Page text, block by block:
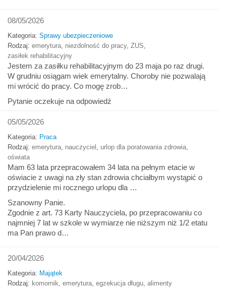
08/05/2026
Kategoria: Sprawy ubezpieczeniowe
Rodzaj: emerytura niezdolność do pracy, ZUS
zasiłek rehabilitacyjny
Jestem za zasiłku rehabilitacyjnym do 23 maja po raz drugi.
W grudniu osiągam wiek emerytalny. Choroby nie pozwalają
mi wrócić do pracy. Co mogę zrob…
Pytanie oczekuje na odpowiedź
05/05/2026
Kategoria: Praca
Rodzaj: emerytura nauczyciel urlop dla poratowania zdrowia
oświata
Mam 63 lata przepracowałem 34 lata na pełnym etacie w
oświacie z uwagi na zły stan zdrowia chciałbym wystąpić o
przydzielenie mi rocznego urlopu dla …
Szanowny Panie.
Zgodnie z art. 73 Karty Nauczyciela, po przepracowaniu co
najmniej 7 lat w szkole w wymiarze nie niższym niż 1/2 etatu
ma Pan prawo d…
20/04/2026
Kategoria: Majątek
Rodzaj: komornik emerytura egzekucja długu alimenty